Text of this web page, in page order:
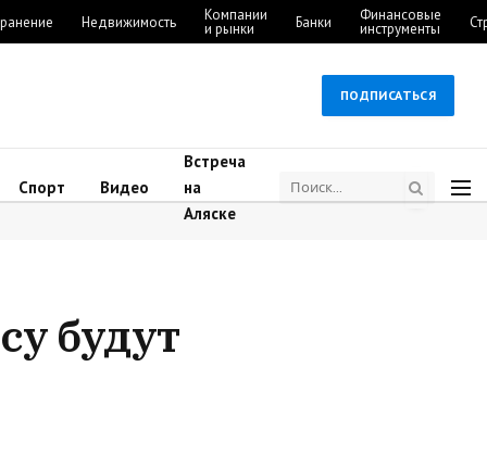
Недвижимость Компании
и рынки Банки Финансовые
инструменты
ПОДПИСАТЬСЯ
Спорт Видео
Встреча
на
Аляске
будут